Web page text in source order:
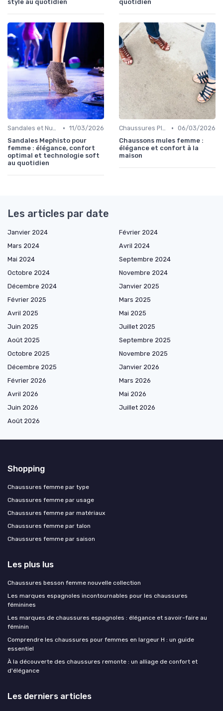
style au quotidien
quotidien
Sandales et Nu-pieds • 11/03/2026
Sandales Mephisto pour
femme : élégance, confort
optimal et technologie soft
au quotidien
Chaussures Plates et Ballerines • 06/03/2026
Chaussons mules femme :
élégance et confort à la
maison
Les articles par date
Janvier 2024
Février 2024
Mars 2024
Avril 2024
Mai 2024
Septembre 2024
Octobre 2024
Novembre 2024
Décembre 2024
Janvier 2025
Février 2025
Mars 2025
Avril 2025
Mai 2025
Juin 2025
Juillet 2025
Août 2025
Septembre 2025
Octobre 2025
Novembre 2025
Décembre 2025
Janvier 2026
Février 2026
Mars 2026
Avril 2026
Mai 2026
Juin 2026
Juillet 2026
Août 2026
Shopping
Chaussures femme par type
Chaussures femme par usage
Chaussures femme par matériaux
Chaussures femme par talon
Chaussures femme par saison
Les plus lus
Chaussures besson femme nouvelle collection
Les marques espagnoles incontournables pour les chaussures
féminines
Les marques de chaussures espagnoles : élégance et savoir-faire au
féminin
Comprendre les chaussures pour femmes en largeur H : un guide
essentiel
À la découverte des chaussures remonte : un alliage de confort et
d'élégance
Les derniers articles